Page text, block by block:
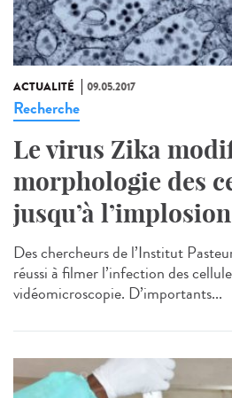
ACTUALITÉ 09.05.2017
Recherche
Le virus Zika
morphologie des
jusqu’à l’implosion
Des chercheurs de l’Institut
réussi à filmer l’infection des
vidéomicroscopie. D’importants...